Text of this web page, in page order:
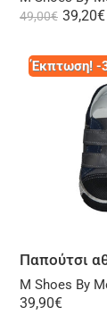
49,00€ 39,20€
Έκπτωση! -
M Shoes By
39,90€